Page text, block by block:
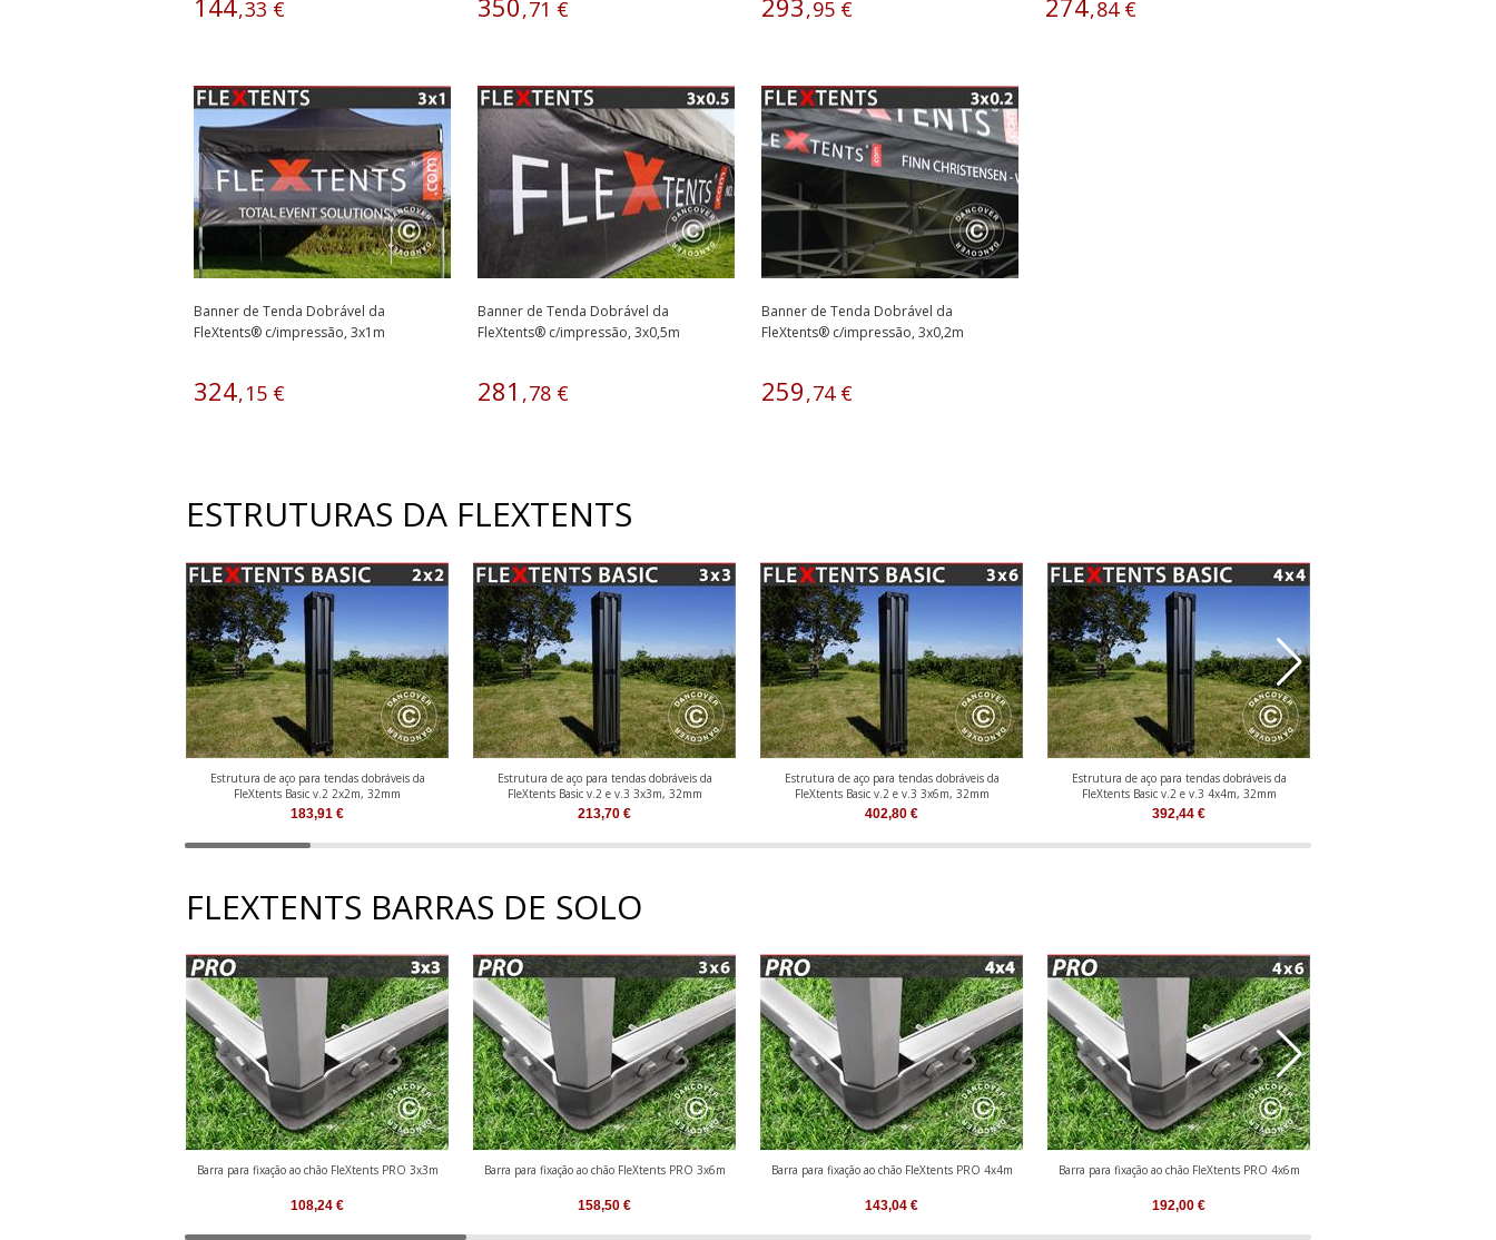
144,33 € 350,71 € 293,95 € 274,84€
Banner de Tenda Dobrável da
FleXtents® c/impressão, 3x1m
324,15 €
Banner de Tenda Dobrável da
FleXtents® c/impressão, 3x0,5m
281 ,78 €
Banner de Tenda Dobrável da
FleXtents® c/impressão, 3x0,2m
259,74€
ESTRUTURAS DA FLEXTENTS
Estrutura de aço para tendas dobráveis da
FleXtents Basic v.2 2x2m, 32mm
183,91 €
Estrutura de aço para tendas dobráveis da
FleXtents Basic v.2 e v.3 3x3m, 32mm
213,70 €
Estrutura de aço para tendas dobráveis da
FleXtents Basic v.2 e v.3 3x6m, 32mm
402,80 €
Estrutura de aço para tendas dobráveis da
FleXtents Basic v.2 e v.3 4x4m, 32mm
392,44 €
FLEXTENTS BARRAS DE SOLO
Barra para fixação ao chão FleXtents PRO 3x3m
108,24 €
Barra para fixação ao chão FleXtents PRO 3x6m
158,50 €
Barra para fixação ao chão FleXtents PRO 4x4m
143,04 €
Barra para fixação ao chão FleXtents PRO 4x6m
192,00 €